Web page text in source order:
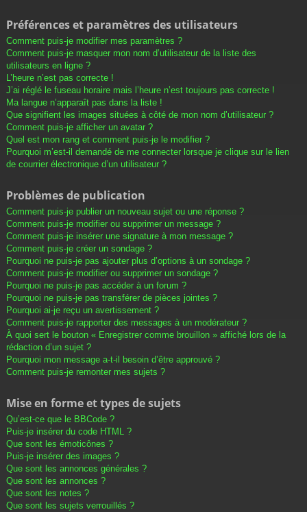
Préférences et paramètres des utilisateurs
Comment puis-je modifier mes paramètres ?
Comment puis-je masquer mon nom d’utilisateur de la liste des
utilisateurs en ligne ?
L’heure n’est pas correcte !
J’ai réglé le fuseau horaire mais l’heure n’est toujours pas correcte !
Ma langue n’apparaît pas dans la liste !
Que signifient les images situées à côté de mon nom d’utilisateur ?
Comment puis-je afficher un avatar ?
Quel est mon rang et comment puis-je le modifier ?
Pourquoi m’est-il demandé de me connecter lorsque je clique sur le lien
de courrier électronique d’un utilisateur ?
Problèmes de publication
Comment puis-je publier un nouveau sujet ou une réponse ?
Comment puis-je modifier ou supprimer un message ?
Comment puis-je insérer une signature à mon message ?
Comment puis-je créer un sondage ?
Pourquoi ne puis-je pas ajouter plus d’options à un sondage ?
Comment puis-je modifier ou supprimer un sondage ?
Pourquoi ne puis-je pas accéder à un forum ?
Pourquoi ne puis-je pas transférer de pièces jointes ?
Pourquoi ai-je reçu un avertissement ?
Comment puis-je rapporter des messages à un modérateur ?
À quoi sert le bouton « Enregistrer comme brouillon » affiché lors de la
rédaction d’un sujet ?
Pourquoi mon message a-t-il besoin d’être approuvé ?
Comment puis-je remonter mes sujets ?
Mise en forme et types de sujets
Qu’est-ce que le BBCode ?
Puis-je insérer du code HTML ?
Que sont les émoticônes ?
Puis-je insérer des images ?
Que sont les annonces générales ?
Que sont les annonces ?
Que sont les notes ?
Que sont les sujets verrouillés ?